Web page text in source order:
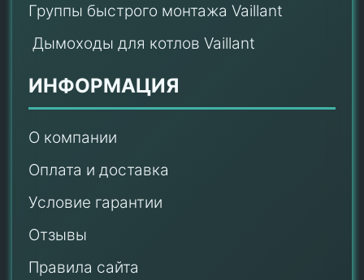
Группы быстрого монтажа Vaillant
Дымоходы для котлов Vaillant
ИНФОРМАЦИЯ
О компании
Оплата и доставка
Условие гарантии
Отзывы
Правила сайта